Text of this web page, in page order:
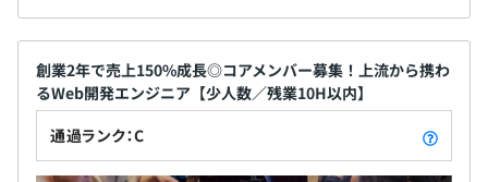
創業2年で売上150%成長◎コアメンバー募集！上流から携わ
るWeb開発エンジニア【少人数／残業10H以内】
通過ランク：C